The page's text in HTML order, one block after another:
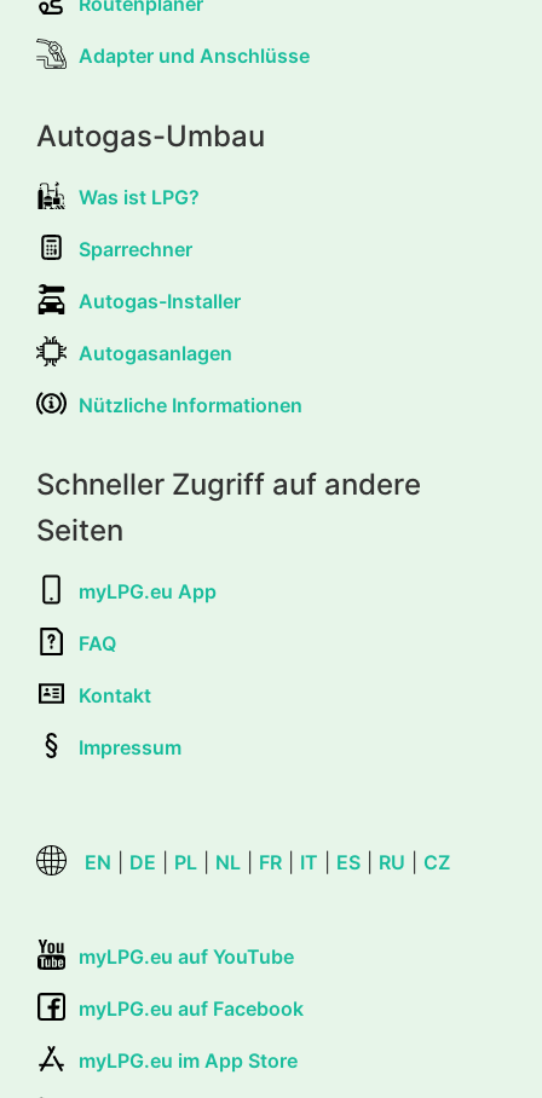
Adapter und Anschlüsse
Autogas-Umbau
Was ist LPG?
Sparrechner
Autogas-Installer
Autogasanlagen
Nützliche Informationen
Schneller Zugriff auf andere
Seiten
myLPG.eu App
FAQ
Kontakt
Impressum
EN DE PL NL FR IT ES RU CZ
myLPG.eu auf YouTube
myLPG.eu auf Facebook
myLPG.eu im App Store